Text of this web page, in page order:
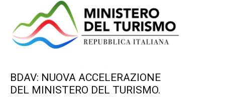
BDAV: NUOVA ACCELERAZIONE
DEL MINISTERO DEL TURISMO.